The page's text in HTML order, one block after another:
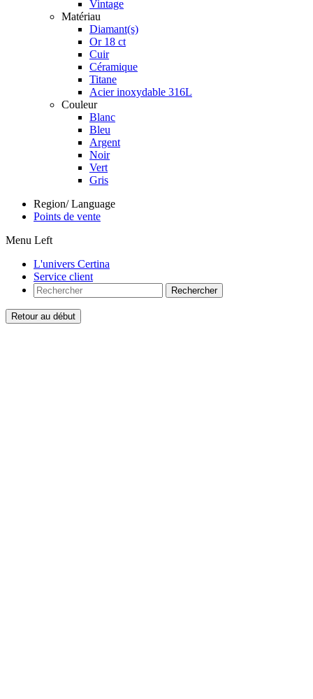
Vintage
Matériau
Diamant(s)
Or 18 ct
Cuir
Céramique
Titane
Acier inoxydable 316L
Couleur
Blanc
Bleu
Argent
Noir
Vert
Gris
Region/ Language
Points de vente
Menu Left
L'univers Certina
Service client
Rechercher
Retour au début